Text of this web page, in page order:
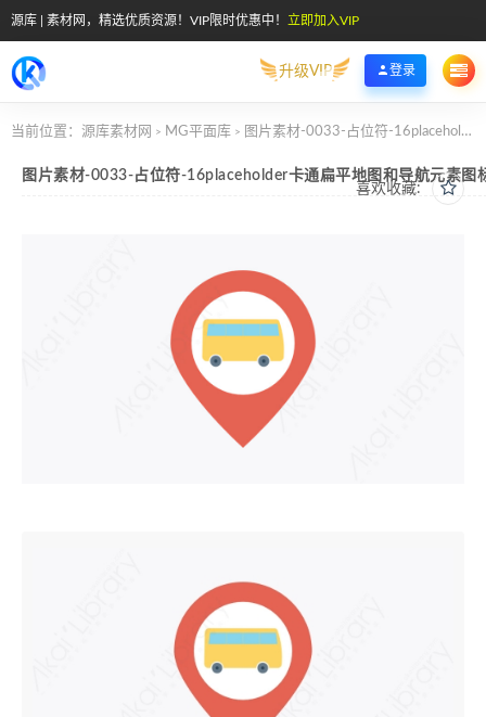
源库 | 素材网，精选优质资源！VIP限时优惠中！ 立即加入VIP
升级VIP 登录
当前位置： 源库素材网 > MG平面库 > 图片素材-0033-占位符-16placeholder卡通扁平地图和导航元素图标
喜欢收藏:
图片素材-0033-占位符-16placeholder卡通扁平地图和导航元素图